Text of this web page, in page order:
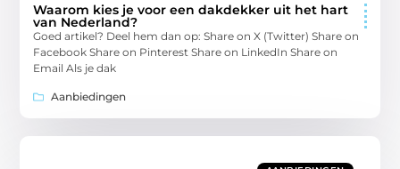
Waarom kies je voor een dakdekker uit het hart
van Nederland?
Goed artikel? Deel hem dan op: Share on X (Twitter) Share on
Facebook Share on Pinterest Share on LinkedIn Share on
Email Als je dak
Aanbiedingen